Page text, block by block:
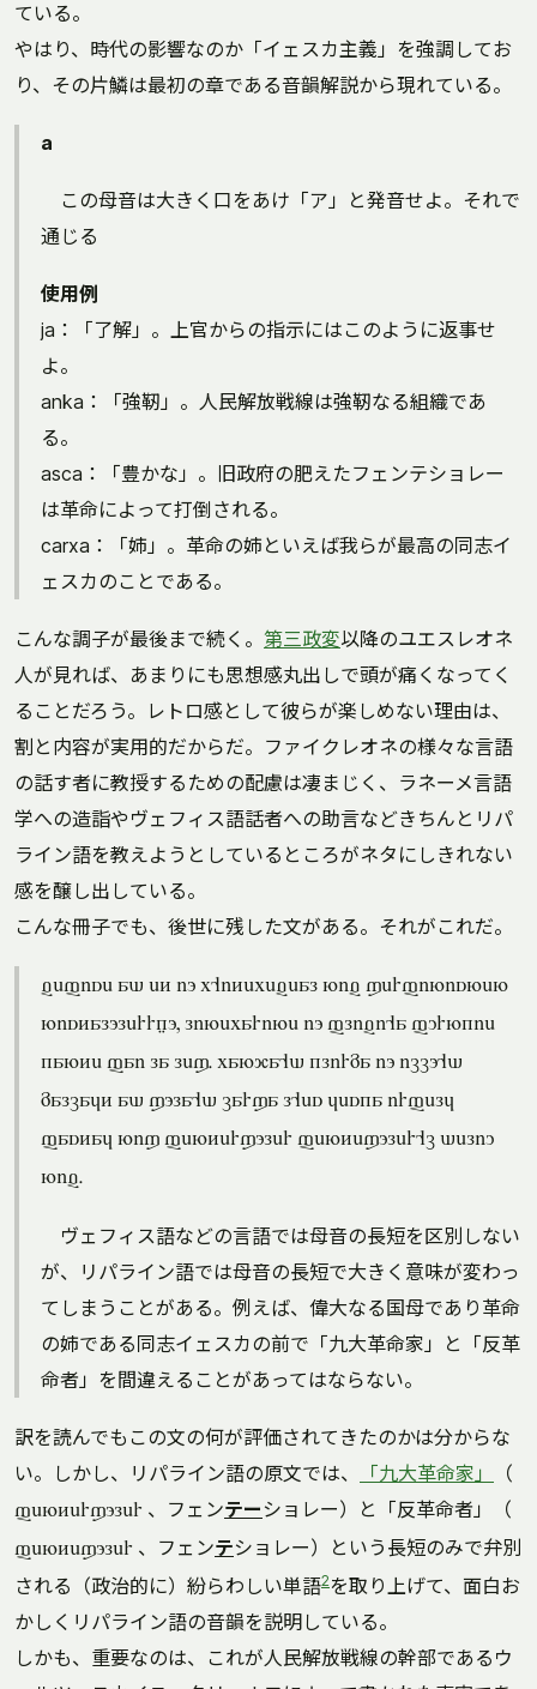
ている。
やはり、時代の影響なのか「イェスカ主義」を強調してお
り、その片鱗は最初の章である音韻解説から現れている。
a
この母音は大きく口をあけ「ア」と発音せよ。それで
通じる
使用例
ja：「了解」。上官からの指示にはこのように返事せ
よ。
anka：「強靭」。人民解放戦線は強靭なる組織であ
る。
asca：「豊かな」。旧政府の肥えたフェンテショレー
は革命によって打倒される。
carxa：「姉」。革命の姉といえば我らが最高の同志イ
ェスカのことである。
こんな調子が最後まで続く。 第三政変以降のユエスレオネ
人が見れば、あまりにも思想感丸出しで頭が痛くなってく
ることだろう。レトロ感として彼らが楽しめない理由は、
割と内容が実用的だからだ。ファイクレオネの様々な言語
の話す者に教授するための配慮は凄まじく、ラネーメ言語
学への造詣やヴェフィス語話者への助言などきちんとリパ
ライン語を教えようとしているところがネタにしきれない
感を醸し出している。
こんな冊子でも、後世に残した文がある。それがこれだ。
vefise ad et io p'itepeveal niv xerfinisnen
nistalolerrgo, lineparine io flivi'a furnkie
kante fai la lex. panqa'd klirma io icco'd
malcajt ad xola'd carxa l'es jeska irfelj
fastaj nix fenterxoler fentexoler'c deliu
niv.
ヴェフィス語などの言語では母音の長短を区別しない
が、リパライン語では母音の長短で大きく意味が変わっ
てしまうことがある。例えば、偉大なる国母であり革命
の姉である同志イェスカの前で「九大革命家」と「反革
命者」を間違えることがあってはならない。
訳を読んでもこの文の何が評価されてきたのかは分からな
い。しかし、リパライン語の原文では、
「九大革命家」 （
fenterxoler 、フェンテー ショレー）と「反革命者」（
fentexoler 、フェンテショレー）という長短のみで弁別
される（政治的に）紛らわしい単語2を取り上げて、面白お
かしくリパライン語の音韻を説明している。
しかも、重要なのは、これが人民解放戦線の幹部であるウ